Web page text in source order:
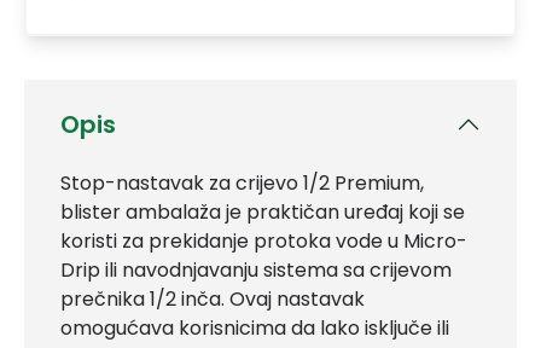
Opis
Stop-nastavak za crijevo 1/2 Premium,
blister ambalaža je praktičan uređaj koji se
koristi za prekidanje protoka vode u Micro-
Drip ili navodnjavanju sistema sa crijevom
prečnika 1/2 inča. Ovaj nastavak
omogućava korisnicima da lako isključe ili